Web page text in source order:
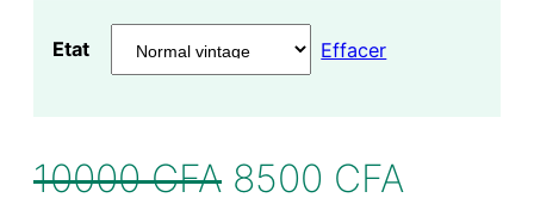
8500 CFA
Etat Effacer
10000CFA Le
8500 CFA